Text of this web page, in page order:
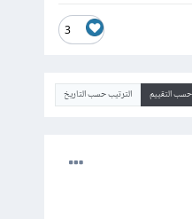
3
التقييم الترتيب حسب التاريخ